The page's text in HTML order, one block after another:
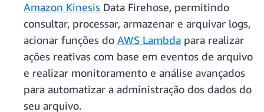
Amazon Kinesis Data Firehose, permitindo
consultar, processar, armazenar e arquivar logs,
acionar funções do AWS Lambda para realizar
ações reativas com base em eventos de arquivo
e realizar monitoramento e análise avançados
para automatizar a administração dos dados do
seu arquivo.